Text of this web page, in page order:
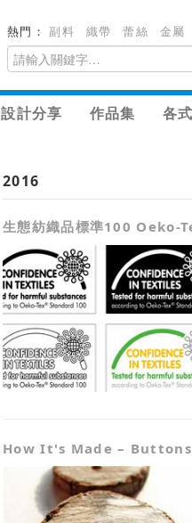
熱門：副料 織帶 蕾絲 金屬
設計分享 作品集 各
2016
生態紡織品標準100
How It's Made – Buttons